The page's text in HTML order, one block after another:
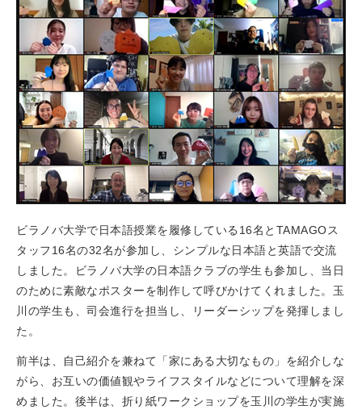
ビラノバ大学で日本語授業を履修している16名とTAMAGOス
タッフ16名の32名が参加し、シンプルな日本語と英語で交流
しました。ビラノバ大学の日本語クラブの学生も参加し、当日
のために素敵なポスターを制作して呼びかけてくれました。玉
川の学生も、司会進行を担当し、リーダーシップを発揮しまし
た。
前半は、自己紹介を兼ねて「家にある大切なもの」を紹介しな
がら、お互いの価値観やライフスタイルなどについて理解を深
めました。後半は、折り紙ワークショップを玉川の学生が実施